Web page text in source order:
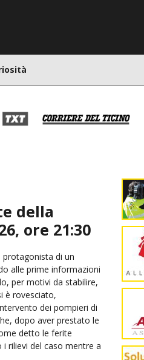
della
ore 21:30
di un
alle prime informazioni
per motivi da stabilire,
è rovesciato,
dei pompieri di
dopo aver prestato le
detto le ferite
rilievi del caso mentre a